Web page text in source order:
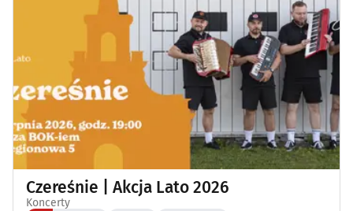
Czereśnie | Akcja Lato 2026
Koncerty